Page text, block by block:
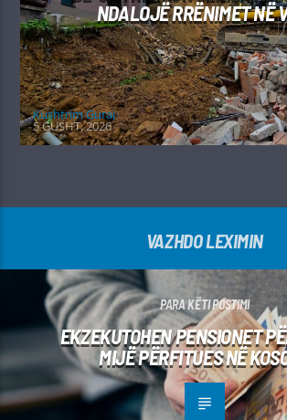
NDALOJË RRËNIMET NË
Kushtrim Guraj
5 GUSHT, 2026
VAZHDO LEXIMIN
PARA KËTI POSTIMI
EKZEKUTOHEN PENSIONET
MIJË PËRFITUES NË